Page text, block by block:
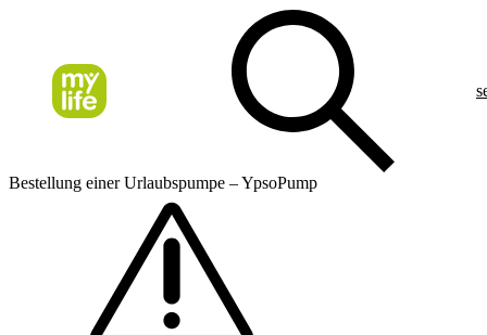
Bestellung einer Urlaubspumpe – YpsoPump